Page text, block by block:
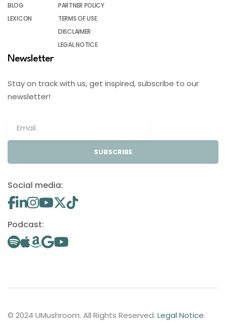
BLOG
LEXICON
PARTNER POLICY
TERMS OF USE
DISCLAIMER
LEGAL NOTICE
Newsletter
Stay on track with us, get inspired, subscribe to our
newsletter!
SUBSCRIBE
Social media:
Podcast:
© 2024 UMushroom. All Rights Reserved. Legal Notice.